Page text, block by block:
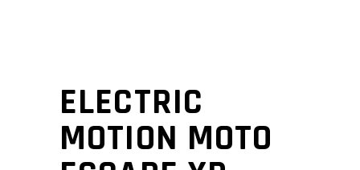
ELECTRIC
MOTION MOTO